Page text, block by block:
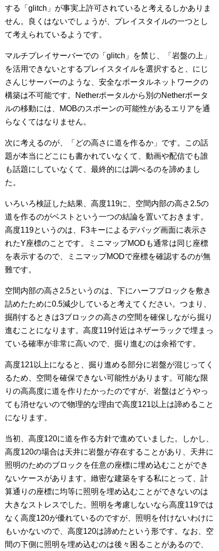
する「glitch」が事実上許可されていると考えるしかありま
せん。良くはないでしょうが、プレイスタイルの一つとし
て考えられているようです。
マルチプレイサーバーでの「glitch」を禁じ、「岩盤の上」
を活用できないとするプレイスタイルを選択すると、にじ
さんじサーバーのような、安全なポータルネットワークの
構築は不可能です。Netherポータルから別のNetherポータ
ルの移動には、MOBのスポーンの可能性があるエリアを通
らなくてはなりません。
次に考えるのが、「どの高さに道を作るか」です。この話
題が本当にどこにも書かれていなくて、動画や配信でも誰
も話題にしていなくて、最終的には調べるのを諦めまし
た。
いろいろ検証した結果、高度119に、空間内部の高さ2.5の
道を作るのがベストという一つの結論を置いておきます。
高度119というのは、F3キーによるデバッグ画面に表示さ
れたY座標のことです。ミニマップMODも通常は同じ座標
を表示するので、ミニマップMODで座標を確認するのが無
難です。
空間内部の高さ2.5というのは、下にハーフブロックを敷き
詰めたために0.5減少していると考えてください。つまり、
掘削するときは3ブロックの高さの空間を確保しながら掘り
進むことになります。高度119付近はネザーラックで埋まっ
ている確率が非常に高いので、掘り進むのは余裕です。
高度121以上になると、掘り進める部分に岩盤が混じってく
るため、空間を確保できない可能性があります。可能な限
りの高高度に道を作りたかったのですが、岩盤はどうやっ
ても消せないので物理的な理由で高度121以上は諦めること
になります。
当初、高度120に道を作る方針で進めていました。しかし、
高度120の場合は天井に岩盤が存在することがあり、天井に
照明のためのブロックを任意の座標に埋め込むことができ
ないケースがあります。緻密な建築をする私にとって、計
算通りの座標に均等に照明を埋め込むことができないのは
大きなストレスでした。照明を考慮しないなら高度119では
なく高度120が優れているのですが、照明を付けないわけに
もいかないので、高度120は諦めたという形です。なお、空
間の下側に照明を埋め込むのは後々困ることがあるので、